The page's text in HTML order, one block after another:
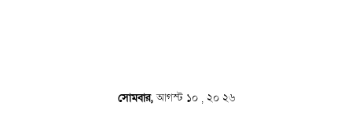
সোমবার,আগস্ট ১০ , ২০ ২৬